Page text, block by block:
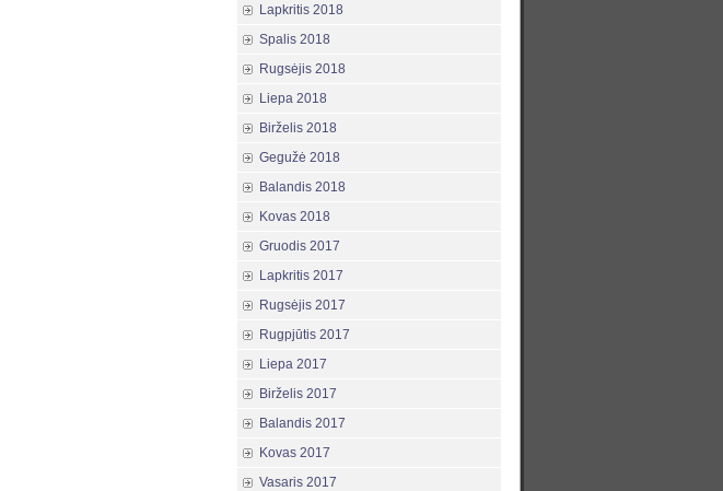
Lapkritis 2018
Spalis 2018
Rugsėjis 2018
Liepa 2018
Birželis 2018
Gegužė 2018
Balandis 2018
Kovas 2018
Gruodis 2017
Lapkritis 2017
Rugsėjis 2017
Rugpjūtis 2017
Liepa 2017
Birželis 2017
Balandis 2017
Kovas 2017
Vasaris 2017